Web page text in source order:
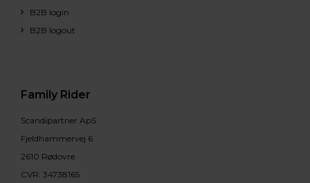
B2B login
B2B logout
Family Rider
Scandipartner ApS
Fjeldhammervej 6
2610 Rødovre
CVR: 34738165